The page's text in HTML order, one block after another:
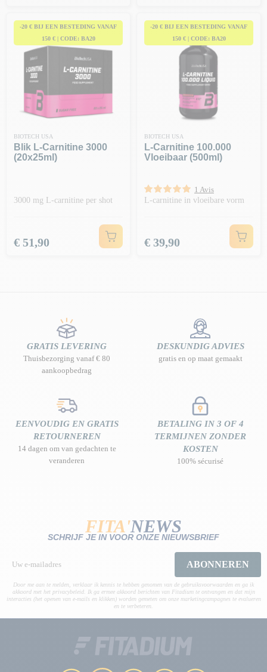
-20 € BIJ EEN BESTEDING VANAF
150 € | CODE: BA20
BIOTECH USA
Blik L-Carnitine 3000
(20x25ml)
3000 mg L-carnitine per shot
Prijs
€ 51,90
-20 € BIJ EEN BESTEDING VANAF
150 € | CODE: BA20
BIOTECH USA
L-Carnitine 100.000
Vloeibaar (500ml)
1 Avis
L-carnitine in vloeibare vorm
Prijs
€ 39,90
GRATIS LEVERING
Thuisbezorging vanaf € 80
aankoopbedrag
DESKUNDIG ADVIES
gratis en op maat gemaakt
EENVOUDIG EN GRATIS
RETOURNEREN
14 dagen om van gedachten te
veranderen
BETALING IN 3 OF 4
TERMIJNEN ZONDER
KOSTEN
100% sécurisé
FITA'NEWS
SCHRIJF JE IN VOOR ONZE NIEUWSBRIEF
ABONNEREN
Door me aan te melden, verklaar ik kennis te hebben genomen van de gebruiksvoorwaarden en ga ik
akkoord met het privacybeleid. Ik ga ermee akkoord berichten van Fitadium te ontvangen en dat mijn
interacties (het openen van e-mails en klikken) worden gemeten om onze marketingcampagnes te evalueren
en te verbeteren.